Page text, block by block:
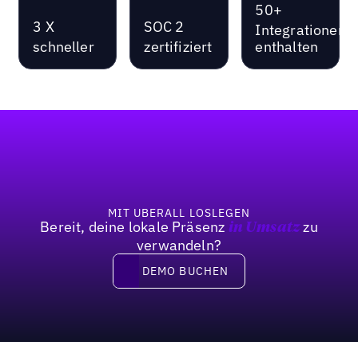
3 X
schneller
SOC 2
zertifiziert
50+
Integrationen
enthalten
MIT UBERALL LOSLEGEN
Bereit, deine lokale Präsenz in Umsatzzu
verwandeln?
DEMO BUCHEN
DEMO BUCHEN